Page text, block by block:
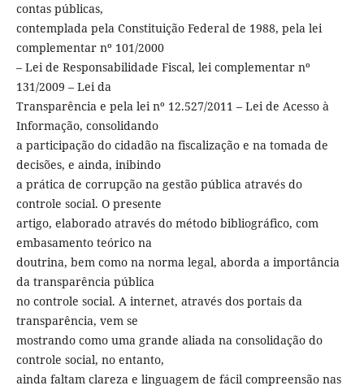
contas públicas,
contemplada pela Constituição Federal de 1988, pela lei
complementar nº 101/2000
– Lei de Responsabilidade Fiscal, lei complementar nº
131/2009 – Lei da
Transparência e pela lei nº 12.527/2011 – Lei de Acesso à
Informação, consolidando
a participação do cidadão na fiscalização e na tomada de
decisões, e ainda, inibindo
a prática de corrupção na gestão pública através do
controle social. O presente
artigo, elaborado através do método bibliográfico, com
embasamento teórico na
doutrina, bem como na norma legal, aborda a importância
da transparência pública
no controle social. A internet, através dos portais da
transparência, vem se
mostrando como uma grande aliada na consolidação do
controle social, no entanto,
ainda faltam clareza e linguagem de fácil compreensão nas